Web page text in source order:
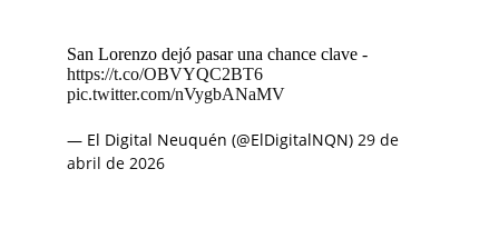
San Lorenzo dejó pasar una chance clave -
https://t.co/OBVYQC2BT6
pic.twitter.com/nVygbANaMV
— El Digital Neuquén (@ElDigitalNQN) 29 de
abril de 2026